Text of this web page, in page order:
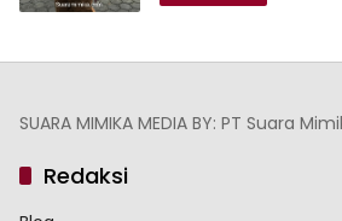
SUARA MIMIKA MEDIA BY: PT Suara
Redaksi